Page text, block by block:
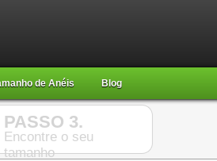
de Anéis Blog
PASSO 3.
Encontre o seu
tamanho